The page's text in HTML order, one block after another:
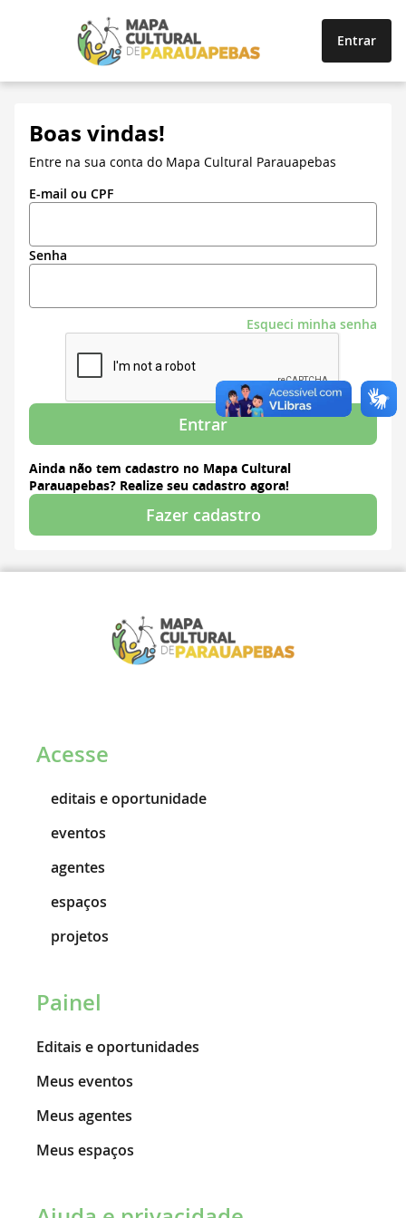
Entrar
Boas vindas!
Entre na sua conta do Mapa Cultural Parauapebas
E-mail ou CPF
Senha
Esqueci minha senha
Entrar
Ainda não tem cadastro no Mapa Cultural
Parauapebas? Realize seu cadastro agora!
Fazer cadastro
Acesse
editais e oportunidade
eventos
agentes
espaços
projetos
Painel
Editais e oportunidades
Meus eventos
Meus agentes
Meus espaços